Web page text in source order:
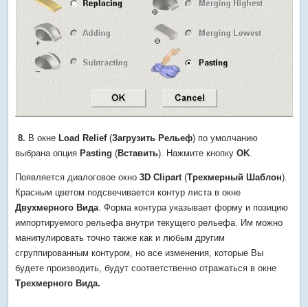
8. В окнеLoad Relief(Загрузить Рельеф) по умолчанию
выбрана опцияPasting (Вставить). Нажмите кнопкуOK
Появляется диалоговое окно3D Clipart (Трехмерный Шаблон).
Красным цветом подсвечивается контур листа в окне
Двухмерного Вида . Форма контура указывает форму и позицию
импортируемого рельефа внутри текущего рельефа. Им можно
манипулировать точно также как и любым другим
сгруппированным контуром, но все изменения, которые Вы
будете производить, будут соответственно отражаться в окне
Трехмерного Вида.